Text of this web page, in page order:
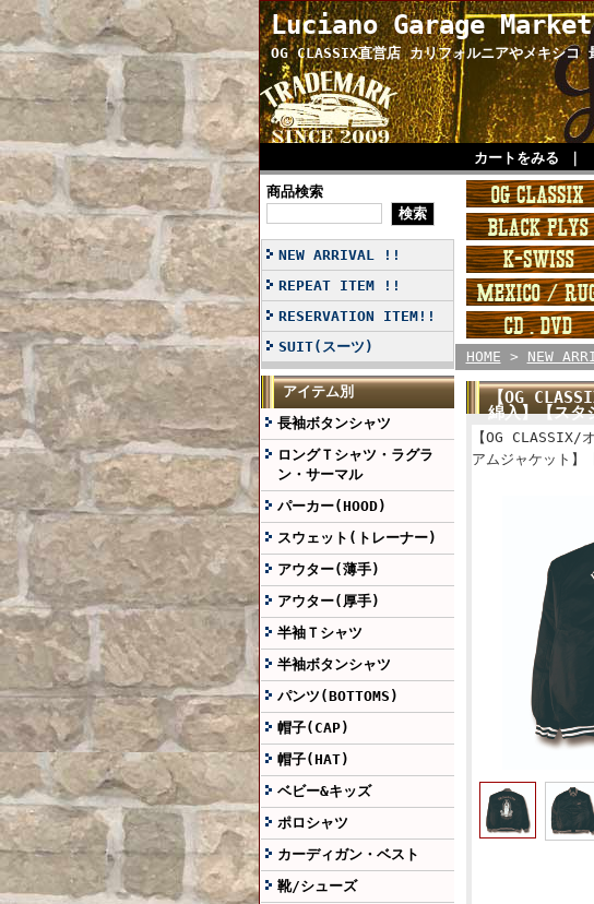
Luciano Garage Market
OG CLASSIX直営店 カリフォルニアやメキシコ
カートをみる
商品検索
NEW ARRIVAL !!
REPEAT ITEM !!
RESERVATION ITEM!!
SUIT(スーツ)
アイテム別
長袖ボタンシャツ
ロングＴシャツ・ラグラ
ン・サーマル
パーカー(HOOD)
スウェット(トレーナー)
アウター(薄手)
アウター(厚手)
半袖Ｔシャツ
半袖ボタンシャツ
パンツ(BOTTOMS)
帽子(CAP)
帽子(HAT)
ベビー&キッズ
ポロシャツ
カーディガン・ベスト
靴/シューズ
HOME > NEW
【OG
綿入】【スタ
【OG CLASSIX/
アムジャケット】